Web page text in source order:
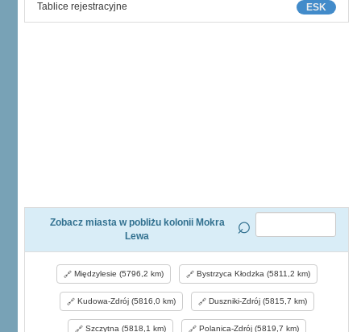
ESK
Tablice rejestracyjne
Zobacz miasta w pobliżu kolonii Mokra
Lewa
Międzylesie (5796,2 km) Bystrzyca Kłodzka (5811,2 km)
Kudowa-Zdrój (5816,0 km) Duszniki-Zdrój (5815,7 km)
Szczytna (5818,1 km) Polanica-Zdrój (5819,7 km)